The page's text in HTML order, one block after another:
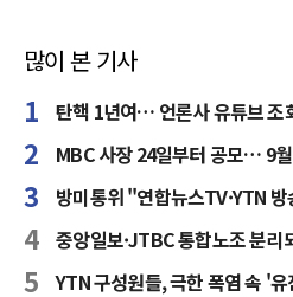
많이 본 기사
탄핵 1년여… 언론사 유튜브 조
MBC 사장 24일부터 공모… 9
방미통위 "연합뉴스TV·YTN
중앙일보·JTBC 통합노조 분
YTN 구성원들, 극한 폭염 속 '